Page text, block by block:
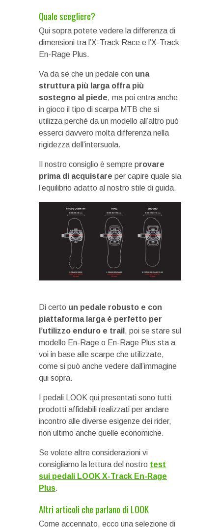
Quale scegliere?
Qui sopra potete vedere la differenza di
dimensioni tra l’X-Track Race e l’X-Track
En-Rage Plus.
Va da sé che un pedale con una
struttura più larga offra più
sostegno al piede, ma poi entra anche
in gioco il tipo di scarpa MTB che si
utilizza perché da un modello all’altro può
esserci davvero molta differenza nella
rigidezza dell’intersuola.
Il nostro consiglio è sempre provare
prima di acquistare per capire quale sia
l’equilibrio adatto al nostro stile di guida.
Di certo un pedale robusto e con
piattaforma larga è perfetto per
l’utilizzo enduro e trail , poi se stare sul
modello En-Rage o En-Rage Plus sta a
voi in base alle scarpe che utilizzate,
come si può anche vedere dall’immagine
qui sopra.
I pedali LOOK qui presentati sono tutti
prodotti affidabili realizzati per andare
incontro alle diverse esigenze dei rider,
non ultimo anche quelle economiche.
Se volete altre considerazioni vi
consigliamo la lettura del nostro test
sui pedali LOOK X-Track En-Rage
Plus.
Altri articoli che parlano di LOOK
Come accennato, ecco una selezione di